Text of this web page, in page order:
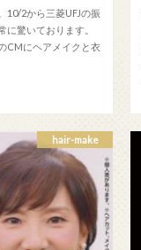
10/2から三菱UFJの振
驚いております。
CMにヘアメイクと衣
hair-make